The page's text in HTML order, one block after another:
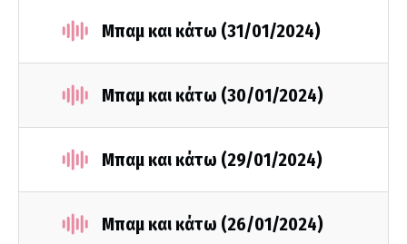
Μπαμ και κάτω (31/01/2024)
Μπαμ και κάτω (30/01/2024)
Μπαμ και κάτω (29/01/2024)
Μπαμ και κάτω (26/01/2024)